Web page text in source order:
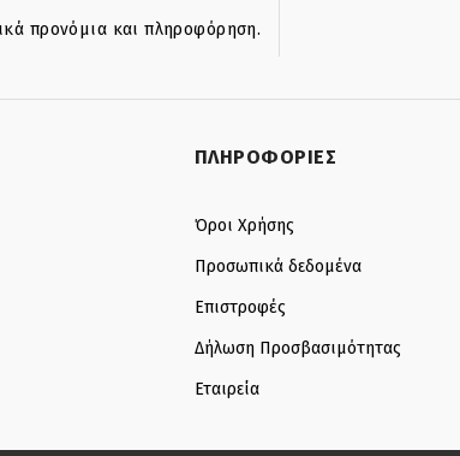
προνόμια και πληροφόρηση.
ΠΛΗΡΟΦΟΡΙΕΣ
Όροι Χρήσης
Προσωπικά δεδομένα
Επιστροφές
Δήλωση Προσβασιμότητας
Εταιρεία